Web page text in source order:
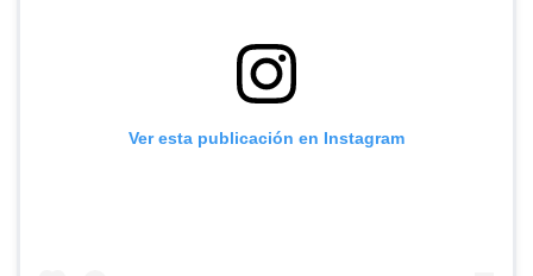
Ver esta publicación en Instagram